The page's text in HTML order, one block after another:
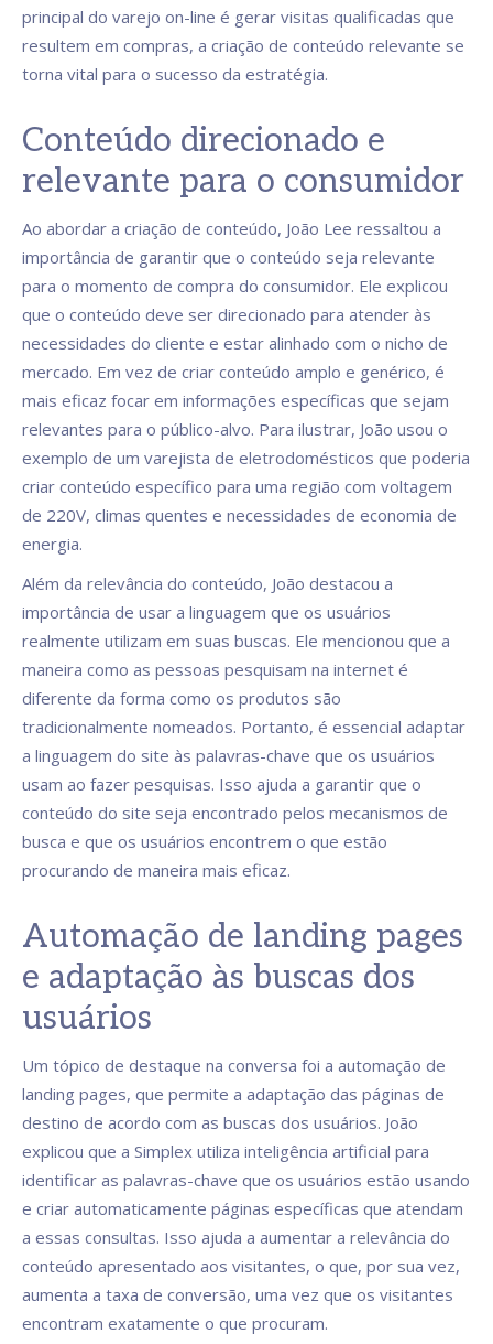
principal do varejo on-line é gerar visitas qualificadas que
resultem em compras, a criação de conteúdo relevante se
torna vital para o sucesso da estratégia.
Conteúdo direcionado e
relevante para o consumidor
Ao abordar a criação de conteúdo, João Lee ressaltou a
importância de garantir que o conteúdo seja relevante
para o momento de compra do consumidor. Ele explicou
que o conteúdo deve ser direcionado para atender às
necessidades do cliente e estar alinhado com o nicho de
mercado. Em vez de criar conteúdo amplo e genérico, é
mais eficaz focar em informações específicas que sejam
relevantes para o público-alvo. Para ilustrar, João usou o
exemplo de um varejista de eletrodomésticos que poderia
criar conteúdo específico para uma região com voltagem
de 220V, climas quentes e necessidades de economia de
energia.
Além da relevância do conteúdo, João destacou a
importância de usar a linguagem que os usuários
realmente utilizam em suas buscas. Ele mencionou que a
maneira como as pessoas pesquisam na internet é
diferente da forma como os produtos são
tradicionalmente nomeados. Portanto, é essencial adaptar
a linguagem do site às palavras-chave que os usuários
usam ao fazer pesquisas. Isso ajuda a garantir que o
conteúdo do site seja encontrado pelos mecanismos de
busca e que os usuários encontrem o que estão
procurando de maneira mais eficaz.
Automação de landing pages
e adaptação às buscas dos
usuários
Um tópico de destaque na conversa foi a automação de
landing pages, que permite a adaptação das páginas de
destino de acordo com as buscas dos usuários. João
explicou que a Simplex utiliza inteligência artificial para
identificar as palavras-chave que os usuários estão usando
e criar automaticamente páginas específicas que atendam
a essas consultas. Isso ajuda a aumentar a relevância do
conteúdo apresentado aos visitantes, o que, por sua vez,
aumenta a taxa de conversão, uma vez que os visitantes
encontram exatamente o que procuram.